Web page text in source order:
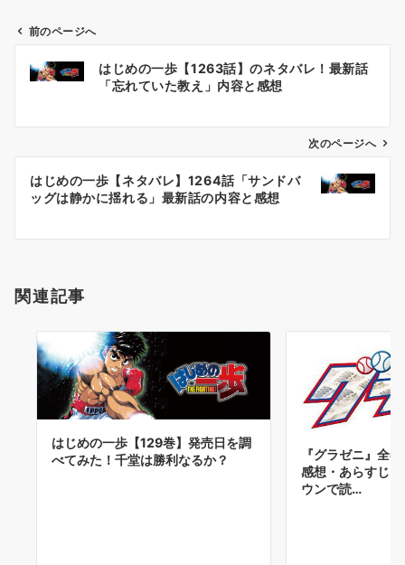
ビ
ン
前のページへ
はじめの一歩【1263話】のネタバレ！最新話
「忘れていた教え」内容と感想
次のページへ
はじめの一歩【ネタバレ】1264話「サンドバ
ッグは静かに揺れる」最新話の内容と感想
関連記事
はじめの一歩【129巻】発売日を調
べてみた！千堂は勝利なるか？
『グラゼニ』全
感想・あらすじ
ウンで読…